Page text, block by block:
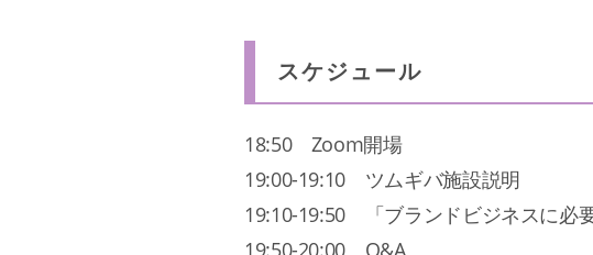
スケジュール
18:50 Zoom開場
19:00-19:10 ツムギバ施設説明
19:10-19:50 「ブランドビジネスに必
19:50-20:00 Q&A